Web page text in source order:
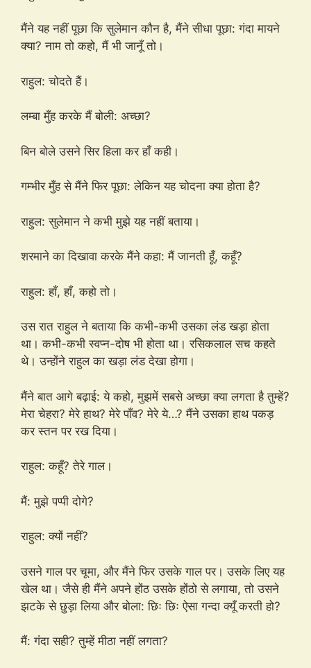
मैंने यह नहीं पूछा कि सुलेमान कौन है, मैंने सीधा पूछा: गंदा मायने
क्या? नाम तो कहो, मैं भी जानूँ तो।
राहुल: चोदते हैं।
लम्बा मुँह करके मैं बोली: अच्छा?
बिन बोले उसने सिर हिला कर हाँ कही।
गम्भीर मुँह से मैंने फिर पूछा: लेकिन यह चोदना क्या होता है?
राहुल: सुलेमान ने कभी मुझे यह नहीं बताया।
शरमाने का दिखावा करके मैंने कहा: मैं जानती हूँ, कहूँ?
राहुल: हाँ, हाँ, कहो तो।
उस रात राहुल ने बताया कि कभी-कभी उसका लंड खड़ा होता
था। कभी-कभी स्वप्न-दोष भी होता था। रसिकलाल सच कहते
थे। उन्होंने राहुल का खड़ा लंड देखा होगा।
मैंने बात आगे बढ़ाई: ये कहो, मुझमें सबसे अच्छा क्या लगता है तुम्हें?
मेरा चेहरा? मेरे हाथ? मेरे पाँव? मेरे ये…? मैंने उसका हाथ पकड़
कर स्तन पर रख दिया।
राहुल: कहूँ? तेरे गाल।
मैं: मुझे पप्पी दोगे?
राहुल: क्यों नहीं?
उसने गाल पर चूमा, और मैंने फिर उसके गाल पर। उसके लिए यह
खेल था। जैसे ही मैंने अपने होंठ उसके होंठो से लगाया, तो उसने
झटके से छुड़ा लिया और बोला: छिः छिः ऐसा गन्दा क्यूँ करती हो?
मैं: गंदा सही? तुम्हें मीठा नहीं लगता?